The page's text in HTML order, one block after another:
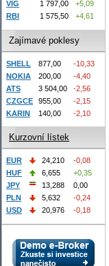
VIG
1 797,00
+5,09
RBI
1 575,50 +4,61
Zajímavé poklesy
SHELL 877,00
-10,33
NOKIA
200,00
-4,40
ATS
3 504,00
-2,56
CZGCE
955,00
-2,15
KARIN
140,00 -2,10
Kurzovní lístek
EUR 24,210
-0,08
HUF
6,655
+0,35
JPY
13,288
0,00
PLN
5,632
-0,24
USD
20,976 -0,18